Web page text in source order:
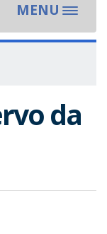
MENU
Toggle
da